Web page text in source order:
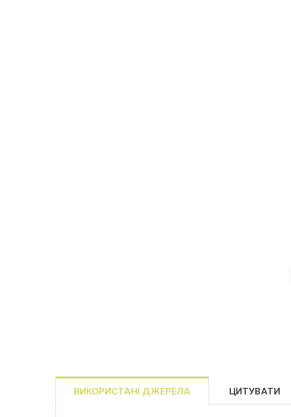
ВИКОРИСТАНІ ДЖЕРЕЛА ЦИТУВАТИ